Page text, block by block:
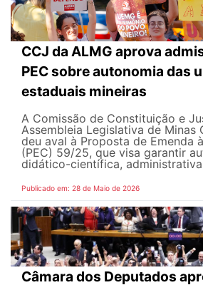
CCJ da ALMG aprova
PEC sobre autonomia das
estaduais mineiras
A Comissão de Constituição e
Assembleia Legislativa de Minas
deu aval à Proposta de Emenda
(PEC) 59/25, que visa garantir
didático-científica,
Publicado em: 28 de Maio de 2026
Câmara dos Deputados